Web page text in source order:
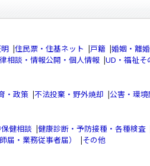
|住民票・住基ネット |戸籍 |婚姻・離婚
相談・情報公開・個人情報 |UD・福祉そ
・政策 |不法投棄・野外焼却 |公害・環境
健相談 |健康診断・予防接種・各種検査
届・業務従事者届） |その他